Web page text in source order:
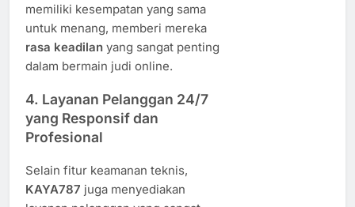
memiliki kesempatan yang sama
untuk menang, memberi mereka
rasa keadilan yang sangat penting
dalam bermain judi online.
4. Layanan Pelanggan 24/7
yang Responsif dan
Profesional
Selain fitur keamanan teknis,
KAYA787 juga menyediakan